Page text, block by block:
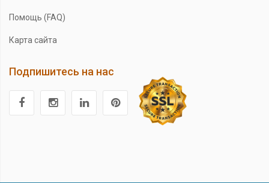
Помощь (FAQ)
Карта сайта
Подпишитесь на нас